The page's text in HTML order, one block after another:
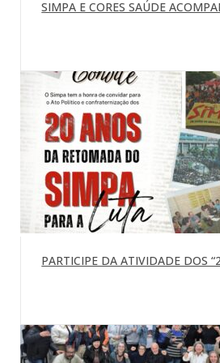
SIMPA E CORES SAÚDE
PARTICIPE DA ATIVIDADE DOS